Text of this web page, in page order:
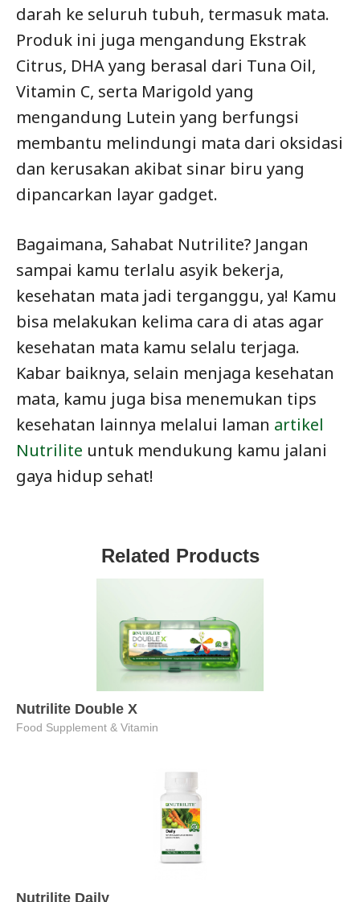
darah ke seluruh tubuh, termasuk mata.
Produk ini juga mengandung Ekstrak
Citrus, DHA yang berasal dari Tuna Oil,
Vitamin C, serta Marigold yang
mengandung Lutein yang berfungsi
membantu melindungi mata dari oksidasi
dan kerusakan akibat sinar biru yang
dipancarkan layar gadget.
Bagaimana, Sahabat Nutrilite? Jangan
sampai kamu terlalu asyik bekerja,
kesehatan mata jadi terganggu, ya! Kamu
bisa melakukan kelima cara di atas agar
kesehatan mata kamu selalu terjaga.
Kabar baiknya, selain menjaga kesehatan
mata, kamu juga bisa menemukan tips
kesehatan lainnya melalui laman artikel
Nutrilite untuk mendukung kamu jalani
gaya hidup sehat!
Related Products
Nutrilite Double X
Food Supplement & Vitamin
Nutrilite Daily